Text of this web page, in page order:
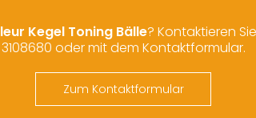
Kegel Toning Bälle? Kontaktieren
3108680 oder mit dem Kontaktformular.
Zum Kontaktformular